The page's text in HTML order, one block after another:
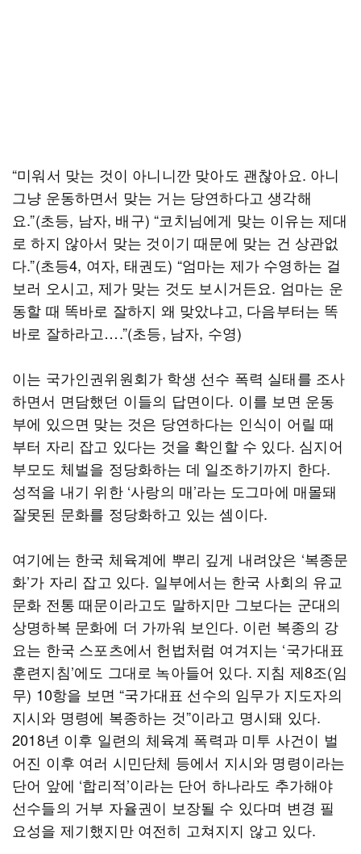
“미워서 맞는 것이 아니니깐 맞아도 괜찮아요. 아니
그냥 운동하면서 맞는 거는 당연하다고 생각해
요.”(초등, 남자, 배구) “코치님에게 맞는 이유는 제대
로 하지 않아서 맞는 것이기 때문에 맞는 건 상관없
다.”(초등4, 여자, 태권도) “엄마는 제가 수영하는 걸
보러 오시고, 제가 맞는 것도 보시거든요. 엄마는 운
동할 때 똑바로 잘하지 왜 맞았냐고, 다음부터는 똑
바로 잘하라고….”(초등, 남자, 수영)
이는 국가인권위원회가 학생 선수 폭력 실태를 조사
하면서 면담했던 이들의 답면이다. 이를 보면 운동
부에 있으면 맞는 것은 당연하다는 인식이 어릴 때
부터 자리 잡고 있다는 것을 확인할 수 있다. 심지어
부모도 체벌을 정당화하는 데 일조하기까지 한다.
성적을 내기 위한 ‘사랑의 매’라는 도그마에 매몰돼
잘못된 문화를 정당화하고 있는 셈이다.
여기에는 한국 체육계에 뿌리 깊게 내려앉은 ‘복종문
화’가 자리 잡고 있다. 일부에서는 한국 사회의 유교
문화 전통 때문이라고도 말하지만 그보다는 군대의
상명하복 문화에 더 가까워 보인다. 이런 복종의 강
요는 한국 스포츠에서 헌법처럼 여겨지는 ‘국가대표
훈련지침’에도 그대로 녹아들어 있다. 지침 제8조(임
무) 10항을 보면 “국가대표 선수의 임무가 지도자의
지시와 명령에 복종하는 것”이라고 명시돼 있다.
2018년 이후 일련의 체육계 폭력과 미투 사건이 벌
어진 이후 여러 시민단체 등에서 지시와 명령이라는
단어 앞에 ‘합리적’이라는 단어 하나라도 추가해야
선수들의 거부 자율권이 보장될 수 있다며 변경 필
요성을 제기했지만 여전히 고쳐지지 않고 있다.